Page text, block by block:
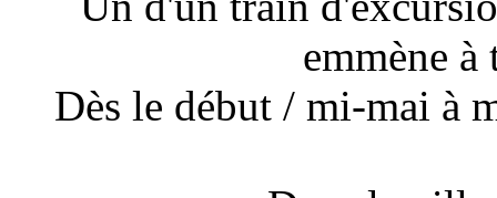
emmène
Dès le début / mi-mai à